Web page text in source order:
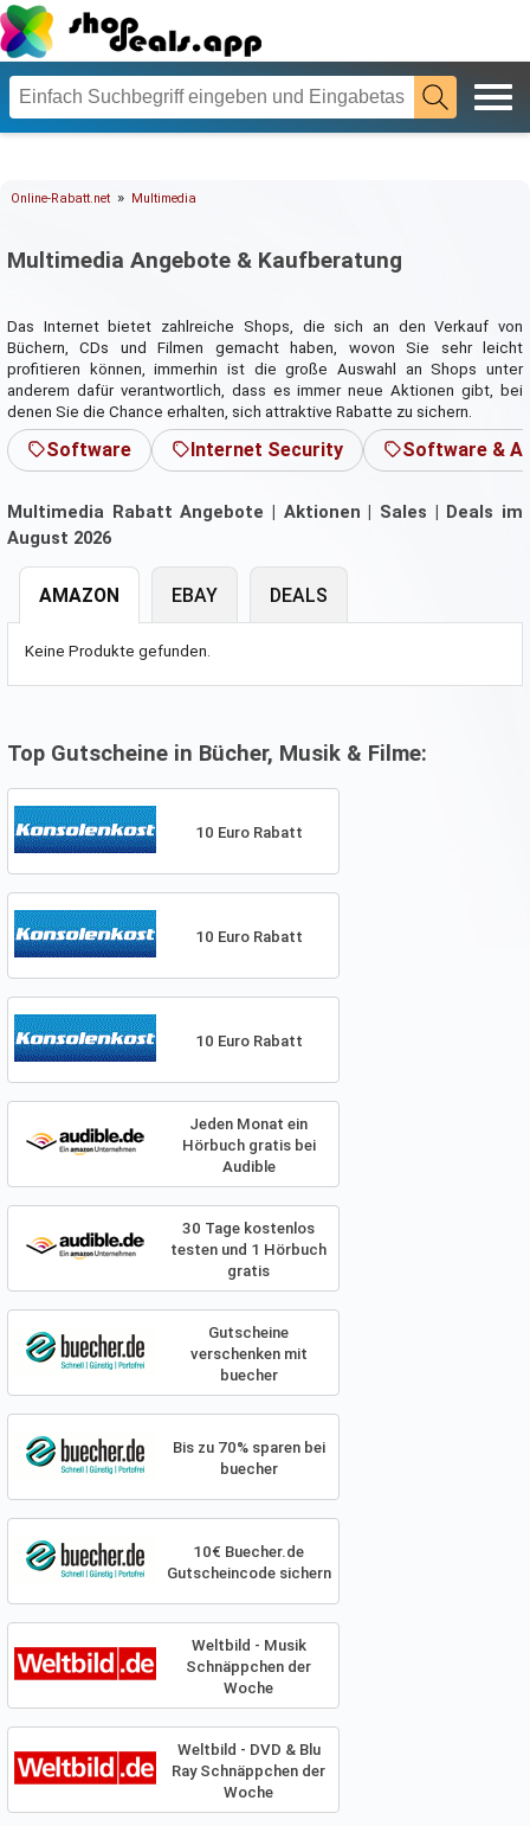
Online-Rabatt.net » Multimedia
Multimedia Angebote & Kaufberatung
Das Internet bietet zahlreiche Shops, die sich an den Verkauf von
Büchern, CDs und Filmen gemacht haben, wovon Sie sehr leicht
profitieren können, immerhin ist die große Auswahl an Shops unter
anderem dafür verantwortlich, dass es immer neue Aktionen gibt, bei
denen Sie die Chance erhalten, sich attraktive Rabatte zu sichern.
Software Internet Security Software &
Multimedia Rabatt Angebote | Aktionen | Sales | Deals im
August 2026
AMAZON
Keine Produkte gefunden.
EBAY DEALS
Top Gutscheine in Bücher, Musik & Filme:
10 Euro Rabatt
10 Euro Rabatt
10 Euro Rabatt
Jeden Monat ein
Hörbuch gratis bei
Audible
30 Tage kostenlos
testen und 1 Hörbuch
gratis
Gutscheine
verschenken mit
buecher
Bis zu 70% sparen bei
buecher
10€ Buecher.de
Gutscheincode sichern
Weltbild - Musik
Schnäppchen der
Woche
Weltbild - DVD & Blu
Ray Schnäppchen der
Woche